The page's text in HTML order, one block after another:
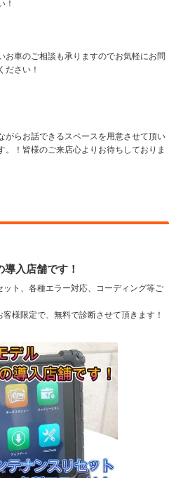
！
お車のご相談も承りますのでお気軽にお問
ださい！
がらお話できるスペースを用意させて頂い
。！皆様のご来店心よりお待ちしておりま
入店舗です！
ト、各種エラー対応、コーディング等ご
様限定で、無料で診断させて頂きます！